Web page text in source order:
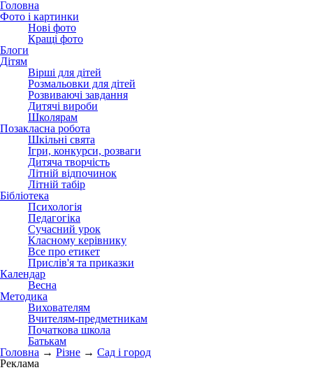
Головна
Фото і картинки
Нові фото
Кращі фото
Блоги
Дітям
Вірші для дітей
Розмальовки для дітей
Розвиваючі завдання
Дитячі вироби
Школярам
Позакласна робота
Шкільні свята
Ігри, конкурси, розваги
Дитяча творчість
Літній відпочинок
Літній табір
Бібліотека
Психологія
Педагогіка
Сучасний урок
Класному керівнику
Все про етикет
Прислів'я та приказки
Календар
Весна
Методика
Вихователям
Вчителям-предметникам
Початкова школа
Батькам
Головна → Різне → Сад і город
Реклама